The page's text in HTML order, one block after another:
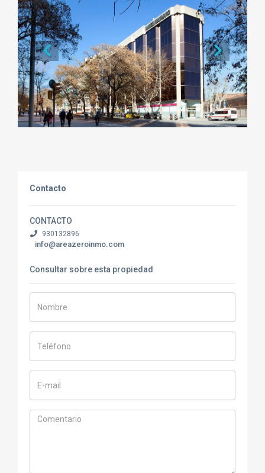
Contacto
CONTACTO
930132896
info@areazeroinmo.com
Consultar sobre esta propiedad